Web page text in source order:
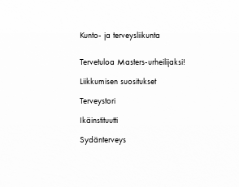
Kunto- ja terveysliikunta
Tervetuloa Masters-urheilijaksi!
Liikkumisen suositukset
Terveystori
Ikäinstituutti
Sydänterveys